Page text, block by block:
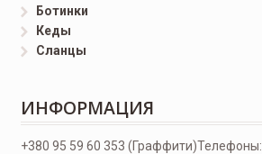
Ботинки
Кеды
Сланцы
ИНФОРМАЦИЯ
Телефоны:
+380 95 59 60 353 (Граффити)